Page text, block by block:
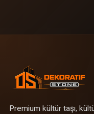
Premium kültür taşı,